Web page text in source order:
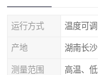
运行方式 温度可
产地 湖南长沙
测量范围 高温、